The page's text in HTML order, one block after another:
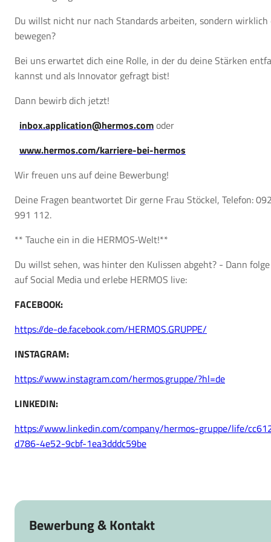
Du willst nicht nur nach Standards arbeiten, sondern wirklich
bewegen?
Bei uns erwartet dich eine Rolle, in der du deine Stärken
kannst und als Innovator gefragt bist!
Dann bewirb dich jetzt!
inbox.application@hermos.comoder
www.hermos.com/karriere-bei-hermos
Wir freuen uns auf deine Bewerbung!
Deine Fragen beantwortet Dir gerne Frau Stöckel, Telefon:
991 112.
** Tauche ein in die HERMOS‑Welt!**
Du willst sehen, was hinter den Kulissen abgeht? - Dann
auf Social Media und erlebe HERMOS live:
FACEBOOK:
https://de-de.facebook.com/HERMOS.GRUPPE/
INSTAGRAM:
https://www.instagram.com/hermos.gruppe/?hl=de
LINKEDIN:
https://www.linkedin.com/company/hermos-gruppe/life/
d786-4e52-9cbf-1ea3dddc59be
Bewerbung & Kontakt